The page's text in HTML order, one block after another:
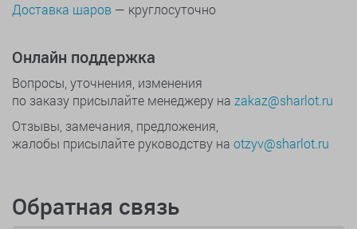
Доставка шаров — круглосуточно
Онлайн поддержка
Вопросы, уточнения, изменения
по заказу присылайте менеджеру на zakaz@sharlot.ru
Отзывы, замечания, предложения,
жалобы присылайте руководству на otzyv@sharlot.ru
Обратная связь